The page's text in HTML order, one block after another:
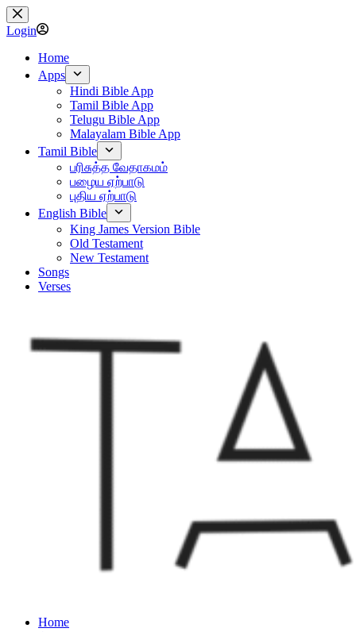
Skip
to
content
Login
Home
Apps
Hindi Bible App
Tamil Bible App
Telugu Bible App
Malayalam Bible App
Tamil Bible
பரிசுத்த வேதாகமம்
பழைய ஏற்பாடு
புதிய ஏற்பாடு
English Bible
King James Version Bible
Old Testament
New Testament
Songs
Verses
Home